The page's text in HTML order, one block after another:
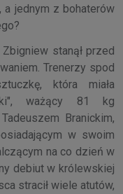
a jednym z bohaterów
stanął przed
Trenerzy spod
która miała
ważący 81 kg
Branickim,
w swoim
na co dzień w
debiut w królewskiej
stracił wiele atutów,